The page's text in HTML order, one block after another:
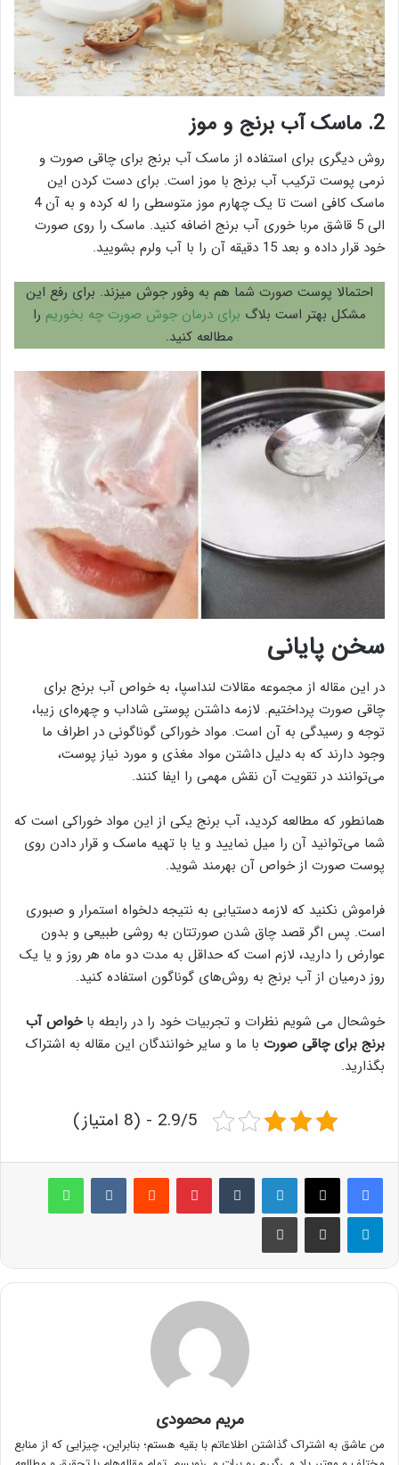
2. ماسک آب برنج و موز
روش دیگری برای استفاده از ماسک آب برنج برای چاقی صورت و
نرمی پوست ترکیب آب برنج با موز است. برای دست کردن این
ماسک کافی است تا یک چهارم موز متوسطی را له کرده و به آن 4
الی 5 قاشق مربا خوری آب برنج اضافه کنید. ماسک را روی صورت
خود قرار داده و بعد 15 دقیقه آن را با آب ولرم بشویید.
احتمالا پوست صورت شما هم به وفور جوش میزند. برای رفع این
مشکل بهتر است بلاگ برای درمان جوش صورت چه بخوریم را
مطالعه کنید.
سخن پایانی
در این مقاله از مجموعه مقالات لنداسپا، به خواص آب برنج برای
چاقی صورت پرداختیم. لازمه داشتن پوستی شاداب و چهره‌ای زیبا،
توجه و رسیدگی به آن است. مواد خوراکی گوناگونی در اطراف ما
وجود دارند که به دلیل داشتن مواد مغذی و مورد نیاز پوست،
می‌توانند در تقویت آن نقش مهمی را ایفا کنند.
همانطور که مطالعه کردید، آب برنج یکی از این مواد خوراکی است که
شما می‌توانید آن را میل نمایید و یا با تهیه ماسک و قرار دادن روی
پوست صورت از خواص آن بهرمند شوید.
فراموش نکنید که لازمه دستیابی به نتیجه دلخواه استمرار و صبوری
است. پس اگر قصد چاق شدن صورتتان به روشی طبیعی و بدون
عوارض را دارید، لازم است که حداقل به مدت دو ماه هر روز و یا یک
روز درمیان از آب برنج به روش‌های گوناگون استفاده کنید.
خوشحال می شویم نظرات و تجربیات خود را در رابطه باخواص آب
برنج برای چاقی صورت با ما و سایر خوانندگان این مقاله به اشتراک
بگذارید.
2.9/5 - (8 امتیاز)
لینکدین ‫تامبلر پینترست‫رددیت ‫VKontakteواتس آپ
تلگرام اشتراک گذاری از طریق ایمیل چاپ
مریم محمودی
من عاشق به اشتراک گذاشتن اطلاعاتم با بقیه هستم؛ بنابراین، چیزایی که از منابع